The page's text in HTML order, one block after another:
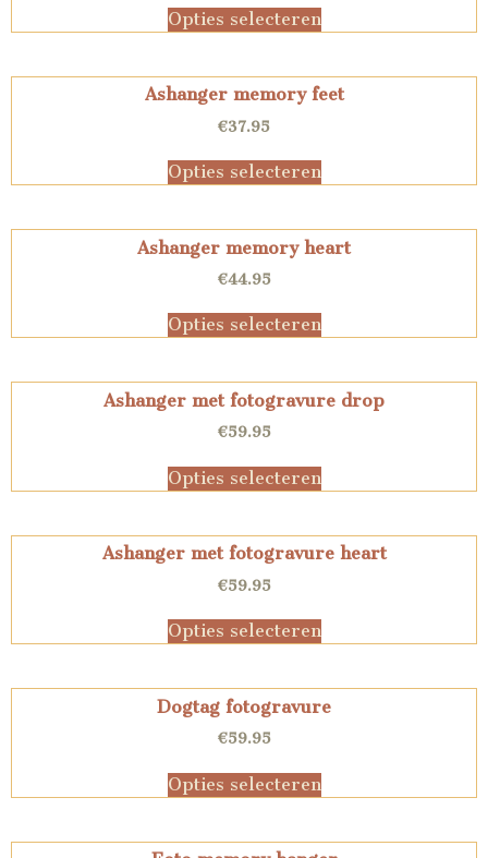
Opties selecteren
Ashanger memory feet
€37.95
Opties selecteren
Ashanger memory heart
€44.95
Opties selecteren
Ashanger met fotogravure drop
€59.95
Opties selecteren
Ashanger met fotogravure heart
€59.95
Opties selecteren
Dogtag fotogravure
€59.95
Opties selecteren